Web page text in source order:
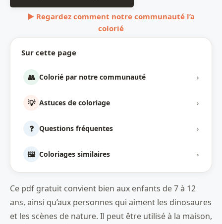
Sur cette page
👥 Colorié par notre communauté ›
💡 Astuces de coloriage ›
❓ Questions fréquentes ›
🖼️ Coloriages similaires ›
▶ Regardez comment notre communauté l’a
colorié
Ce pdf gratuit convient bien aux enfants de 7 à 12
ans, ainsi qu’aux personnes qui aiment les dinosaures
et les scènes de nature. Il peut être utilisé à la maison,